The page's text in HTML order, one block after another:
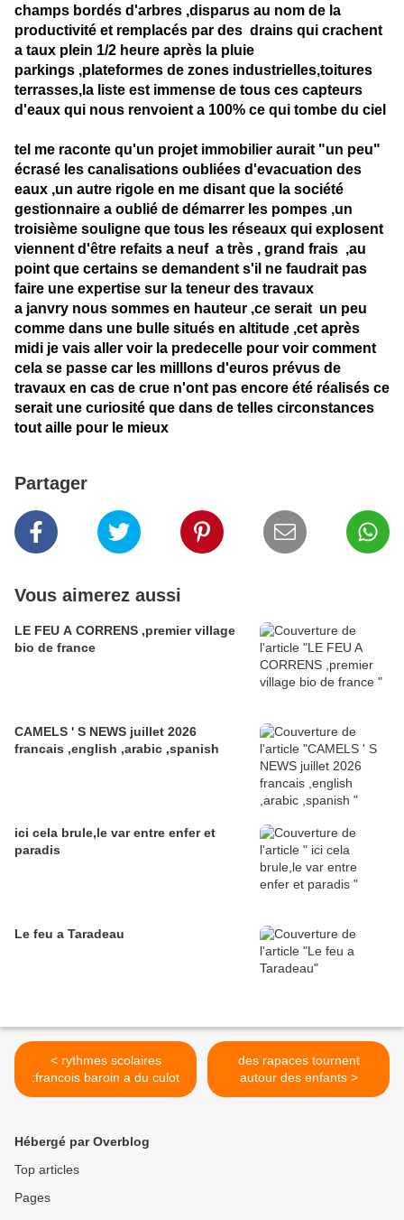
champs bordés d'arbres ,disparus au nom de la
productivité et remplacés par des drains qui crachent
a taux plein 1/2 heure après la pluie
parkings ,plateformes de zones industrielles,toitures
terrasses,la liste est immense de tous ces capteurs
d'eaux qui nous renvoient a 100% ce qui tombe du ciel
tel me raconte qu'un projet immobilier aurait "un peu"
écrasé les canalisations oubliées d'evacuation des
eaux ,un autre rigole en me disant que la société
gestionnaire a oublié de démarrer les pompes ,un
troisième souligne que tous les réseaux qui explosent
viennent d'être refaits a neuf a très , grand frais ,au
point que certains se demandent s'il ne faudrait pas
faire une expertise sur la teneur des travaux
a janvry nous sommes en hauteur ,ce serait un peu
comme dans une bulle situés en altitude ,cet après
midi je vais aller voir la predecelle pour voir comment
cela se passe car les milllons d'euros prévus de
travaux en cas de crue n'ont pas encore été réalisés ce
serait une curiosité que dans de telles circonstances
tout aille pour le mieux
Partager
Vous aimerez aussi
LE FEU A CORRENS ,premier village
bio de france
CAMELS ' S NEWS juillet 2026
francais ,english ,arabic ,spanish
ici cela brule,le var entre enfer et
paradis
Le feu a Taradeau
< rythmes scolaires
:francois baroin a du culot
des rapaces tournent
autour des enfants >
Hébergé par Overblog
Top articles
Pages